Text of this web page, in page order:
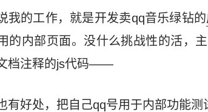
我的工作，就是开发卖qq音乐绿钻的
的内部页面。没什么挑战性的活，
档注释的js代码——
有好处，把自己qq号用于内部功能测